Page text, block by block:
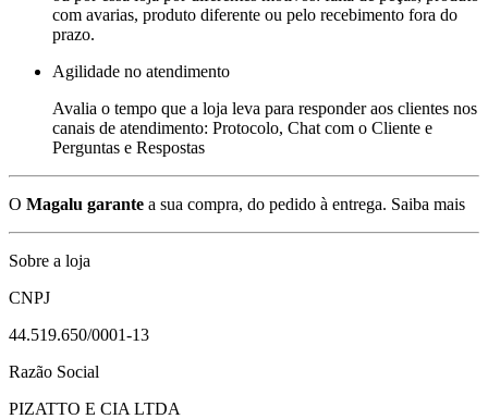
com avarias, produto diferente ou pelo recebimento fora do
prazo.
Agilidade no atendimento
Avalia o tempo que a loja leva para responder aos clientes nos
canais de atendimento: Protocolo, Chat com o Cliente e
Perguntas e Respostas
O Magalu garante a sua compra, do pedido à entrega. Saiba mais
Sobre a loja
CNPJ
44.519.650/0001-13
Razão Social
PIZATTO E CIA LTDA